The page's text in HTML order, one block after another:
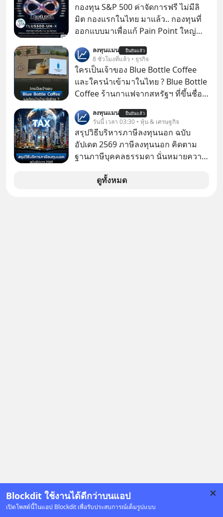
Blockdit ใช้งานได้ดีกว่าบนแอป
เปิดโพสต์นี้ในแอป Blockdit เพื่อรับประสบการณ์เต็มรูปแบบ
เดือนก่อนและอยากดูมาก ด้วยเพราะว่า
อากงก็มาจากเมืองจีน ป๊าก็พูดแต้จิ๋วได้
มีเรื่องราวมีความผูกพันที่ได้ยินตั้งแต่
กองทุน S&P 500 ค่าจัดการฟรี ไม่มีลิ
มิต กองแรกในไทย มาแล้ว.. กองทุนที่
ออกแบบมาเพื่อแก้ Pain Point ใหญ่
ลงทุนแมน ยืนยันแล้ว
8 ชั่วโมงที่แล้ว • ธุรกิจ
ใครเป็นเจ้าของ Blue Bottle Coffee
และใครนำเข้ามาในไทย ? Blue Bottle
Coffee ร้านกาแฟจากสหรัฐฯ ที่ขึ้นชื่อ
แรกในประเทศไทย ที่ Central Park
ลงทุนแมน ยืนยันแล้ว
วันนี้ เวลา 03:30 • หุ้น & เศรษฐกิจ
สรุปวิธีบริหารภาษีลงทุนนอก ฉบับ
อัปเดต 2569 ภาษีลงทุนนอก คิดตาม
ฐานภาษีบุคคลธรรมดา นั่นหมายความ
ดูทั้งหมด